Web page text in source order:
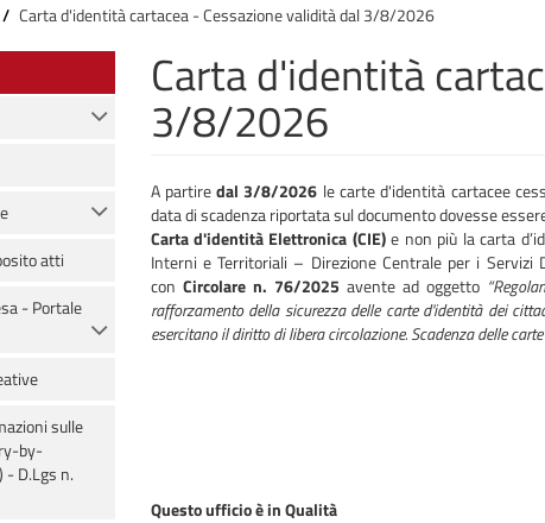
Carta d'identità cartacea - Cessazione validità dal 3/8/2026
atti
- Portale
sulle
by-
- D.Lgs n.
Carta d'identità
3/8/2026
A partiredal 3/8/2026 le carte d'identità cartacee
data di scadenza riportata sul documento dovesse
Carta d'identità Elettronica (CIE)e non più la carta
Interni e Territoriali – Direzione Centrale per i Servizi
con Circolare n. 76/2025 avente ad oggetto
rafforzamento della sicurezza delle carte d'identità dei
esercitano il diritto di libera circolazione. Scadenza delle
Questo ufficio è in Qualità